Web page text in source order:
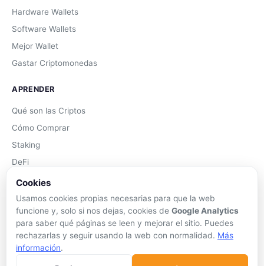
Hardware Wallets
Software Wallets
Mejor Wallet
Gastar Criptomonedas
APRENDER
Qué son las Criptos
Cómo Comprar
Staking
DeFi
Trading
Glosario
EMPRESA
Sobre Nosotros
Cookies
Usamos cookies propias necesarias para que la web
funcione y, solo si nos dejas, cookies de Google Analytics
para saber qué páginas se leen y mejorar el sitio. Puedes
rechazarlas y seguir usando la web con normalidad. Más
información.